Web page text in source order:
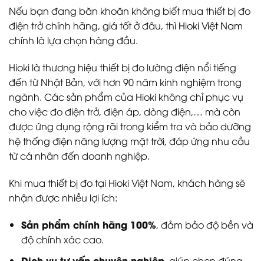
Nếu bạn đang băn khoăn không biết mua thiết bị đo
điện trở chính hãng, giá tốt ở đâu, thì Hioki Việt Nam
chính là lựa chọn hàng đầu.
Hioki là thương hiệu thiết bị đo lường điện nổi tiếng
đến từ Nhật Bản, với hơn 90 năm kinh nghiệm trong
ngành. Các sản phẩm của Hioki không chỉ phục vụ
cho việc đo điện trở, điện áp, dòng điện,… mà còn
được ứng dụng rộng rãi trong kiểm tra và bảo dưỡng
hệ thống điện năng lượng mặt trời, đáp ứng nhu cầu
từ cá nhân đến doanh nghiệp.
Khi mua thiết bị đo tại Hioki Việt Nam, khách hàng sẽ
nhận được nhiều lợi ích:
Sản phẩm chính hãng 100%, đảm bảo độ bền và
độ chính xác cao.